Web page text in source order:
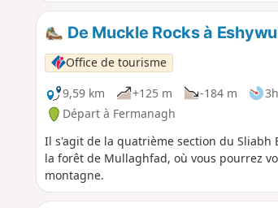
De Muckle Rocks à
Office de tourisme
9,59 km
+125 m -184 m
Départ à Fermanagh
Il s'agit de la quatrième section du Sliabh
la forêt de Mullaghfad, où vous pourrez
montagne.